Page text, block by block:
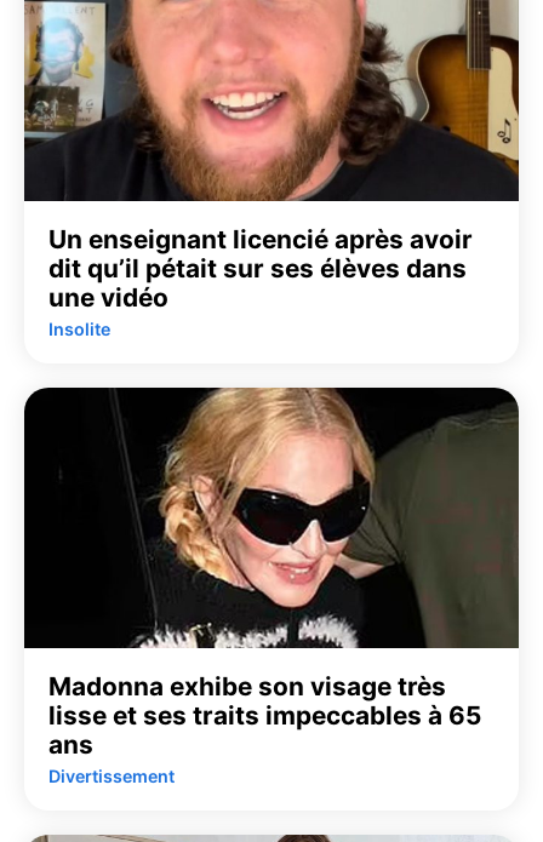
Un enseignant licencié après avoir
dit qu’il pétait sur ses élèves dans
une vidéo
Insolite
Madonna exhibe son visage très
lisse et ses traits impeccables à 65
ans
Divertissement